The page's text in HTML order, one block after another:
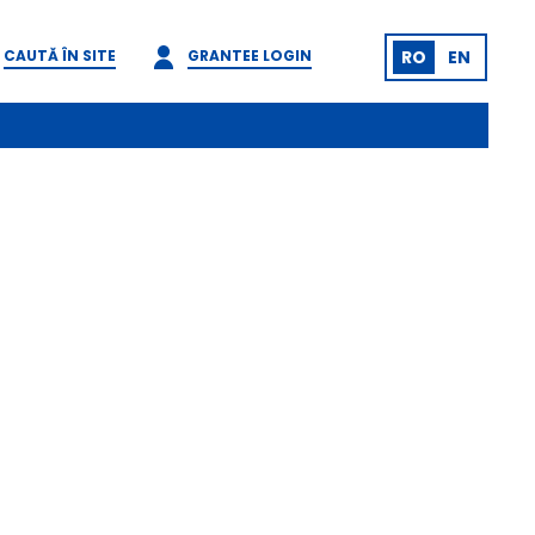
CAUTĂ ÎN SITE GRANTEE LOGIN RO EN